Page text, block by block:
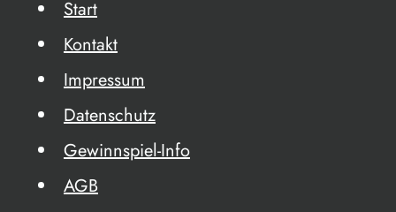
Start
Kontakt
Impressum
Datenschutz
Gewinnspiel-Info
AGB